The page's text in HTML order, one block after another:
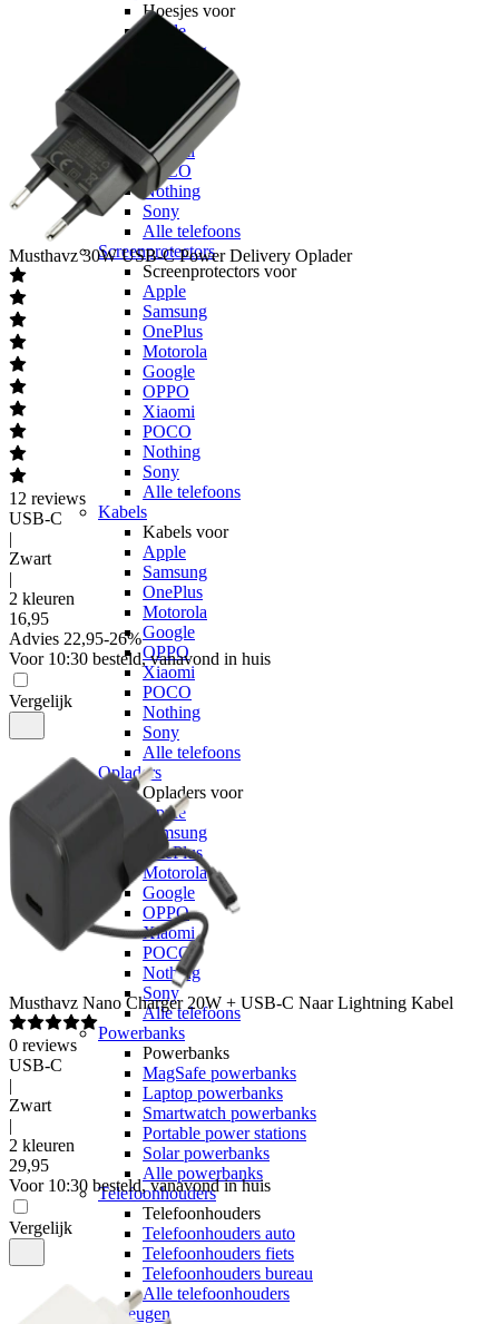
Hoesjes voor
Apple
Samsung
Motorola
Google
OPPO
Xiaomi
POCO
Nothing
Sony
Alle telefoons
Screenprotectors
Screenprotectors voor
Apple
Samsung
OnePlus
Motorola
Google
OPPO
Xiaomi
POCO
Nothing
Sony
Alle telefoons
Kabels
Kabels voor
Apple
Samsung
OnePlus
Motorola
Google
OPPO
Xiaomi
POCO
Nothing
Sony
Alle telefoons
Opladers
Opladers voor
Apple
Samsung
OnePlus
Motorola
Google
OPPO
Xiaomi
POCO
Nothing
Sony
Alle telefoons
Powerbanks
Powerbanks
MagSafe powerbanks
Laptop powerbanks
Smartwatch powerbanks
Portable power stations
Solar powerbanks
Alle powerbanks
Telefoonhouders
Telefoonhouders
Telefoonhouders auto
Telefoonhouders fiets
Telefoonhouders bureau
Alle telefoonhouders
Geheugen
Musthavz 30W USB-C Power Delivery Oplader
12 reviews
USB-C
|
Zwart
|
2 kleuren
16,95
Advies 22,95-26%
Voor 10:30 besteld, vanavond in huis
Vergelijk
Musthavz Nano Charger 20W + USB-C Naar Lightning Kabel
0 reviews
USB-C
|
Zwart
|
2 kleuren
29,95
Voor 10:30 besteld, vanavond in huis
Vergelijk